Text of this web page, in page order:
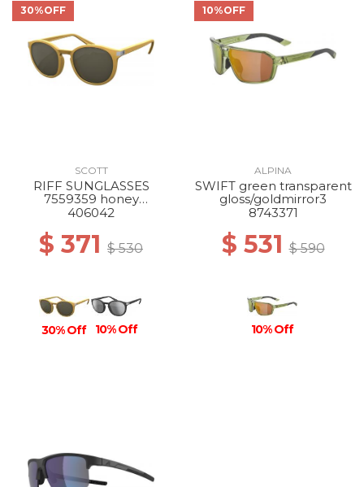
30%OFF
SCOTT
RIFF SUNGLASSES
7559359 honey
yellow/brown eco
406042
$ 371 $ 530
30% Off 10% Off
10%OFF
ALPINA
SWIFT green transparent
gloss/goldmirror3
8743371
$ 531$ 590
10% Off